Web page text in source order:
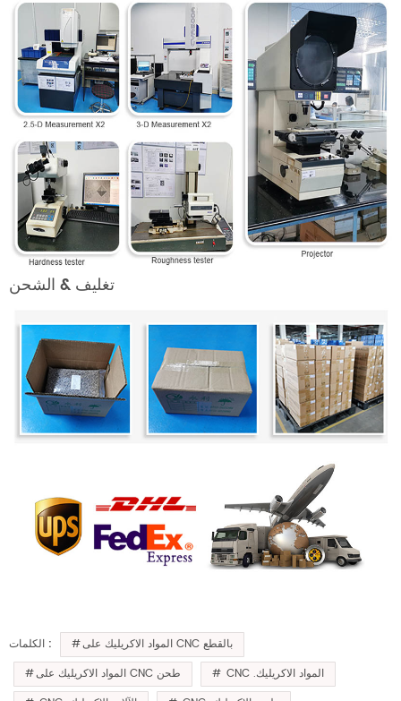
تغليف & الشحن
الكلمات :
المواد الاكريليك على CNC بالقطع
المواد الاكريليك على CNC طحن
CNC .المواد الاكريليك